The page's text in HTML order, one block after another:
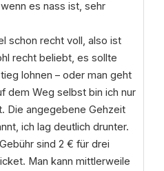
es nass ist, sehr
schon recht voll, also ist
recht beliebt, es sollte
lohnen – oder man geht
dem Weg selbst bin ich nur
Die angegebene Gehzeit
ich lag deutlich drunter.
sind 2 € für drei
Man kann mittlerweile